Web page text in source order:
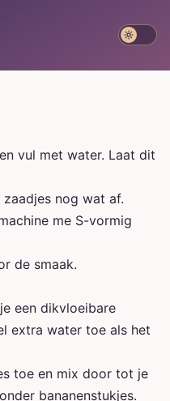
vul met water. Laat dit
nog wat af.
me S-vormig
de smaak.
een dikvloeibare
extra water toe als het
toe en mix door tot je
bananenstukjes.